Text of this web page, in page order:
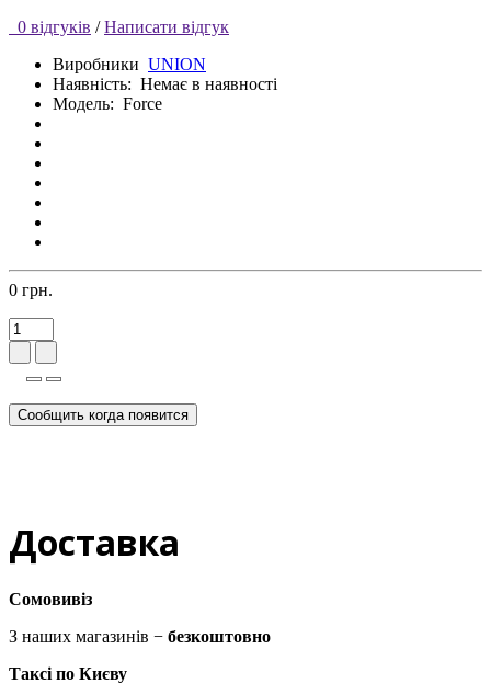
0 відгуків / Написати відгук
Виробники UNION
Наявність: Немає в наявності
Модель: Force
0 грн.
Сообщить когда появится
Доставка
Сомовивіз
З наших магазинів − безкоштовно
Таксі по Києву